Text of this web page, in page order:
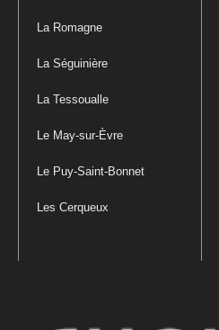
La Romagne
La Séguinière
La Tessoualle
Le May-sur-Èvre
Le Puy-Saint-Bonnet
Les Cerqueux